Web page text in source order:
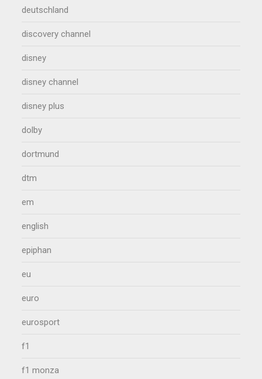
deutschland
discovery channel
disney
disney channel
disney plus
dolby
dortmund
dtm
em
english
epiphan
eu
euro
eurosport
f1
f1 monza